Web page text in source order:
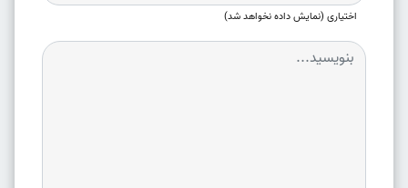
اختیاری (نمایش داده نخواهد شد)